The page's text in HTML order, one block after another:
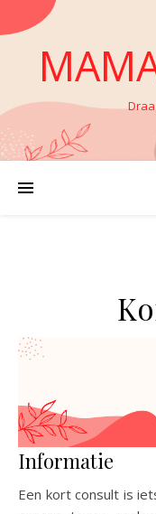
Informatie
Een kort consult is iets voor jou als je al draagt, maar je of